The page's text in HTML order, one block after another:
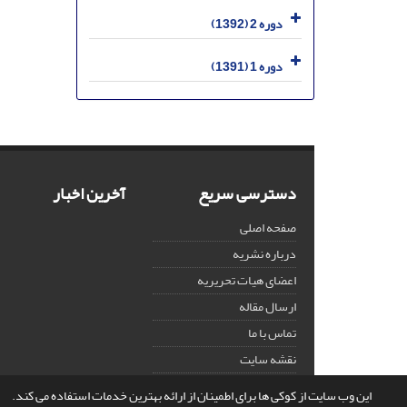
این وب سایت از کوکی ها برای اطمینان از ارائه بهترین خدمات استفاده می کند.
دوره 2 (1392)
دوره 1 (1391)
دسترسی سریع
صفحه اصلی
درباره نشریه
اعضای هیات تحریریه
ارسال مقاله
تماس با ما
نقشه سایت
آخرین اخبار